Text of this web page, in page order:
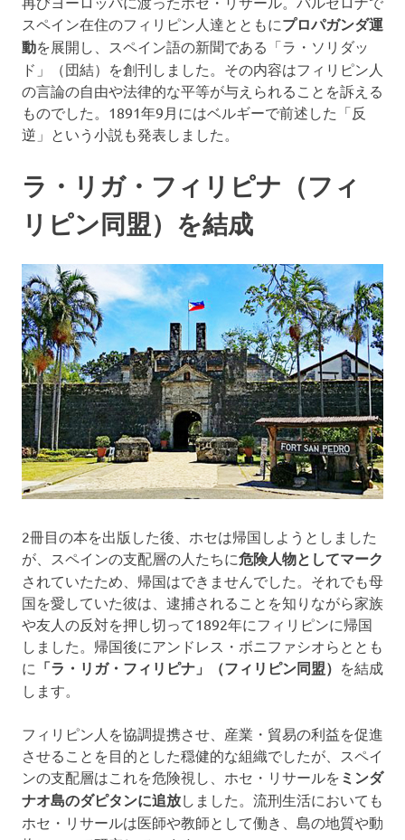
スペイン在住のフィリピン人達とともにプロパガンダ運
動を展開し、スペイン語の新聞である「ラ・ソリダッ
ド」（団結）を創刊しました。その内容はフィリピン人
の言論の自由や法律的な平等が与えられることを訴える
ものでした。1891年9月にはベルギーで前述した「反
逆」という小説も発表しました。
ラ・リガ・フィリピナ（フィ
リピン同盟）を結成
2冊目の本を出版した後、ホセは帰国しようとしました
が、スペインの支配層の人たちに危険人物としてマーク
されていたため、帰国はできませんでした。それでも母
国を愛していた彼は、逮捕されることを知りながら家族
や友人の反対を押し切って1892年にフィリピンに帰国
しました。帰国後にアンドレス・ボニファシオらととも
に 「ラ・リガ・フィリピナ」（フィリピン同盟） を結成
します。
フィリピン人を協調提携させ、産業・貿易の利益を促進
させることを目的とした穏健的な組織でしたが、スペイ
ンの支配層はこれを危険視し、ホセ・リサールを ミンダ
ナオ島のダピタンに追放しました。流刑生活においても
ホセ・リサールは医師や教師として働き、島の地質や動